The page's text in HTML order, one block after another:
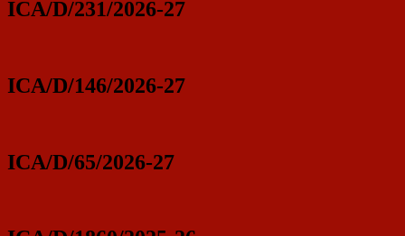
ICA/D/231/2026-27
ICA/D/146/2026-27
ICA/D/65/2026-27